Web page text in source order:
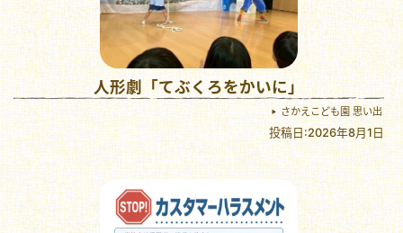
人形劇「てぶくろをかいに」
さかえこども園 思い出
投稿日:2026年8月1日